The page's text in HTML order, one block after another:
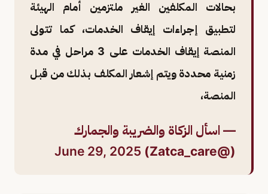
بحالات المكلفين الغير ملتزمين أمام الهيئة
لتطبيق إجراءات إيقاف الخدمات، كما تتولى
المنصة إيقاف الخدمات على 3 مراحل في مدة
زمنية محددة ويتم إشعار المكلف بذلك من قبل
المنصة،
— اسأل الزكاة والضريبة والجمارك
(@Zatca_care)
June 29, 2025